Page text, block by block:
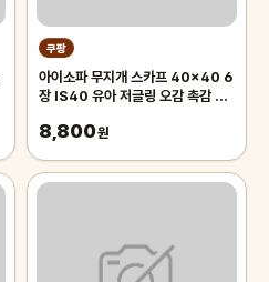
쿠팡
아이소파 무지개 스카프 40x40 6
장 IS40 유아 저글링 오감 촉감 놀
8,800원